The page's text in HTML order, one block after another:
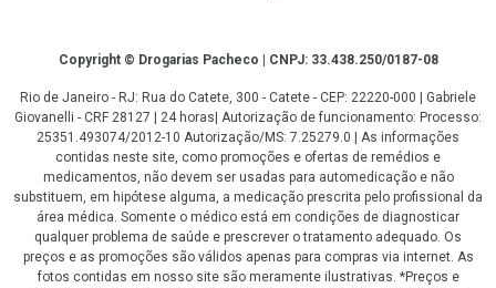
CopyrightCopyright © Drogarias Pacheco | CNPJ: 33.438.250/0187-08
Rio de Janeiro - RJ: Rua do Catete, 300 - Catete - CEP: 22220-000 | Gabriele
Giovanelli - CRF 28127 | 24 horas| Autorização de funcionamento: Processo:
25351.493074/2012-10 Autorização/MS: 7.25279.0 | As informações
contidas neste site, como promoções e ofertas de remédios e
medicamentos, não devem ser usadas para automedicação e não
substituem, em hipótese alguma, a medicação prescrita pelo profissional da
área médica. Somente o médico está em condições de diagnosticar
qualquer problema de saúde e prescrever o tratamento adequado. Os
preços e as promoções são válidos apenas para compras via internet. As
fotos contidas em nosso site são meramente ilustrativas. *Preços e